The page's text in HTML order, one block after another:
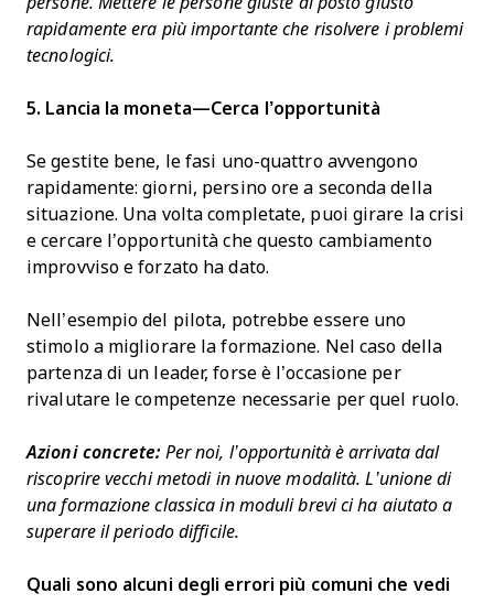
rapidamente era più importante che risolvere i problemi
tecnologici.
5. Lancia la moneta—Cerca l’opportunità
Se gestite bene, le fasi uno-quattro avvengono
rapidamente: giorni, persino ore a seconda della
situazione. Una volta completate, puoi girare la crisi
e cercare l’opportunità che questo cambiamento
improvviso e forzato ha dato.
Nell’esempio del pilota, potrebbe essere uno
stimolo a migliorare la formazione. Nel caso della
partenza di un leader, forse è l’occasione per
rivalutare le competenze necessarie per quel ruolo.
Azioni concrete: Per noi, l’opportunità è arrivata dal
riscoprire vecchi metodi in nuove modalità. L’unione di
una formazione classica in moduli brevi ci ha aiutato a
superare il periodo difficile.
Quali sono alcuni degli errori più comuni che vedi